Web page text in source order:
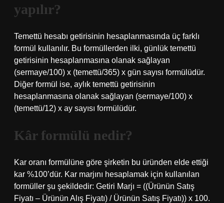
yapılır?
Temettü hesabı getirisinin hesaplanmasında üç farklı
formül kullanılır. Bu formüllerden ilki, günlük temettü
getirisinin hesaplanmasına olanak sağlayan
(sermaye/100) x (temettü/365) x gün sayısı formülüdür.
Diğer formül ise, aylık temettü getirisinin
hesaplanmasına olanak sağlayan (sermaye/100) x
(temettü/12) x ay sayısı formülüdür.
Kâr formülü nedir?
Kar oranı formülüne göre şirketin bu üründen elde ettiği
kar %100’dür. Kar marjını hesaplamak için kullanılan
formüller şu şekildedir: Getiri Marjı = ((Ürünün Satış
Fiyatı – Ürünün Alış Fiyatı) / Ürünün Satış Fiyatı)) x 100.